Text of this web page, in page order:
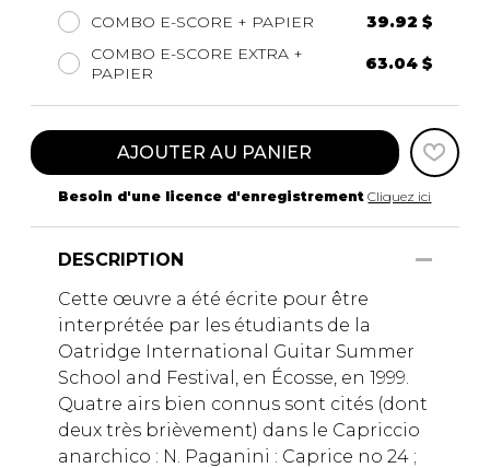
COMBO E-SCORE + PAPIER
39.92 $
COMBO E-SCORE EXTRA +
PAPIER
63.04 $
AJOUTER AU PANIER
Besoin d'une licence d'enregistrement Cliquez ici
DESCRIPTION
Cette œuvre a été écrite pour être
interprétée par les étudiants de la
Oatridge International Guitar Summer
School and Festival, en Écosse, en 1999.
Quatre airs bien connus sont cités (dont
deux très brièvement) dans le Capriccio
anarchico : N. Paganini : Caprice no 24 ;